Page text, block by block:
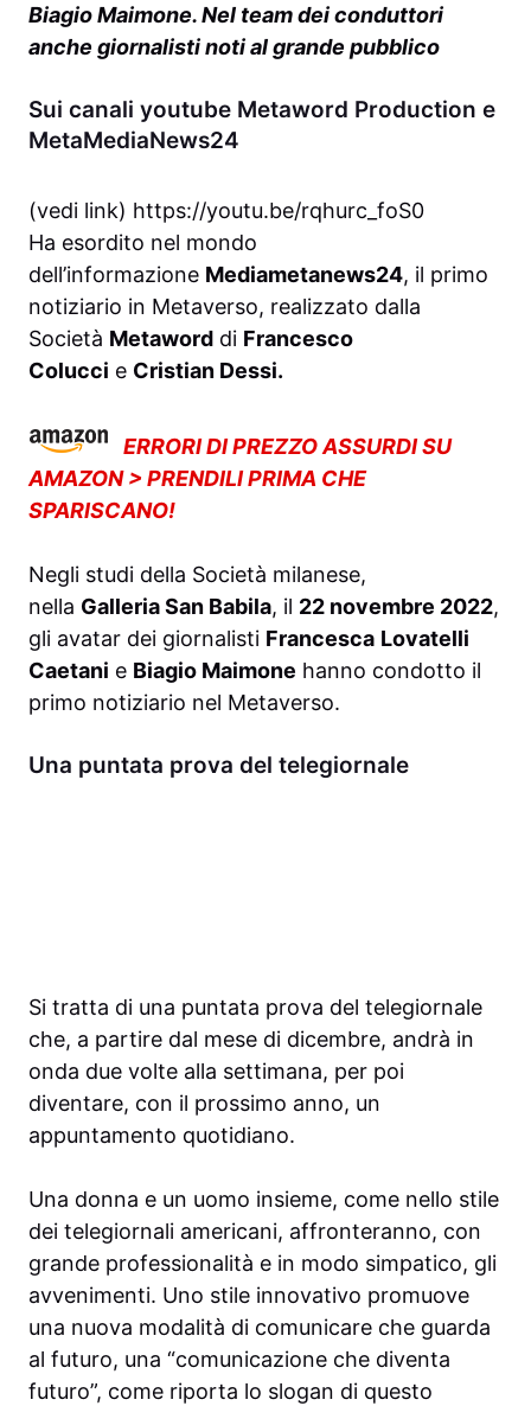
Biagio Maimone. Nel team dei conduttori
anche giornalisti noti al grande pubblico
Sui canali youtube Metaword Production e
MetaMediaNews24
(vedi link) https://youtu.be/rqhurc_foS0
Ha esordito nel mondo
dell’informazione Mediametanews24, il primo
notiziario in Metaverso, realizzato dalla
Società Metaword di Francesco
Colucci e Cristian Dessi.
ERRORI DI PREZZO ASSURDI SU
AMAZON > PRENDILI PRIMA CHE
SPARISCANO!
Negli studi della Società milanese,
nella Galleria San Babila, il 22 novembre 2022,
gli avatar dei giornalisti Francesca Lovatelli
Caetani e Biagio Maimone hanno condotto il
primo notiziario nel Metaverso.
Una puntata prova del telegiornale
Si tratta di una puntata prova del telegiornale
che, a partire dal mese di dicembre, andrà in
onda due volte alla settimana, per poi
diventare, con il prossimo anno, un
appuntamento quotidiano.
Una donna e un uomo insieme, come nello stile
dei telegiornali americani, affronteranno, con
grande professionalità e in modo simpatico, gli
avvenimenti. Uno stile innovativo promuove
una nuova modalità di comunicare che guarda
al futuro, una “comunicazione che diventa
futuro”, come riporta lo slogan di questo